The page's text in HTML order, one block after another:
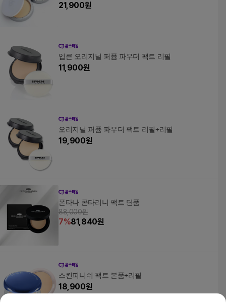
21,900원
입큰 오리지널 퍼퓸 파우더 팩트 리필
11,900원
오리지널 퍼퓸 파우더 팩트 리필+리필
19,900원
폰타나 콘타리니 팩트 단품
88,000원
7%81,840원
스킨피니쉬 팩트 본품+리필
18,900원